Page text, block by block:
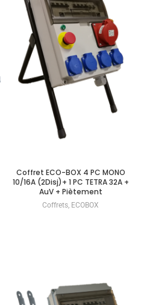
Coffret ECO-BOX 4 PC MONO
10/16A (2Disj)+ 1 PC TETRA 32A +
AuV + Piètement
Coffrets, ECOBOX